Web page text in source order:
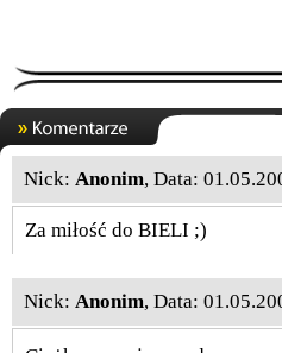
Nick: Anonim, Data:
Za miłość do BIELI ;)
Nick: Anonim, Data: